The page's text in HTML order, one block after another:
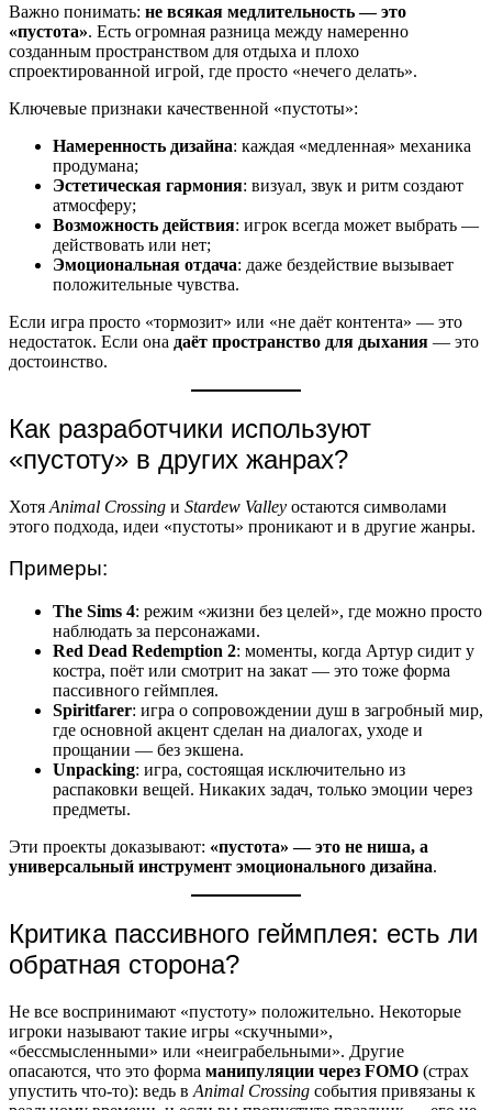
Важно понимать: не всякая медлительность — это
«пустота». Есть огромная разница между намеренно
созданным пространством для отдыха и плохо
спроектированной игрой, где просто «нечего делать».
Ключевые признаки качественной «пустоты»:
Намеренность дизайна: каждая «медленная» механика
продумана;
Эстетическая гармония: визуал, звук и ритм создают
атмосферу;
Возможность действия: игрок всегда может выбрать —
действовать или нет;
Эмоциональная отдача: даже бездействие вызывает
положительные чувства.
Если игра просто «тормозит» или «не даёт контента» — это
недостаток. Если она даёт пространство для дыхания — это
достоинство.
Как разработчики используют
«пустоту» в других жанрах?
Хотя Animal Crossing и Stardew Valley остаются символами
этого подхода, идеи «пустоты» проникают и в другие жанры.
Примеры:
The Sims 4: режим «жизни без целей», где можно просто
наблюдать за персонажами.
Red Dead Redemption 2: моменты, когда Артур сидит у
костра, поёт или смотрит на закат — это тоже форма
пассивного геймплея.
Spiritfarer: игра о сопровождении душ в загробный мир,
где основной акцент сделан на диалогах, уходе и
прощании — без экшена.
Unpacking: игра, состоящая исключительно из
распаковки вещей. Никаких задач, только эмоции через
предметы.
Эти проекты доказывают: «пустота» — это не ниша, а
универсальный инструмент эмоционального дизайна.
Критика пассивного геймплея: есть ли
обратная сторона?
Не все воспринимают «пустоту» положительно. Некоторые
игроки называют такие игры «скучными»,
«бессмысленными» или «неиграбельными». Другие
опасаются, что это форма манипуляции через FOMO (страх
упустить что-то): ведь в Animal Crossing события привязаны к